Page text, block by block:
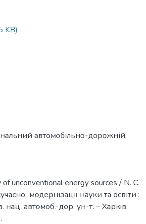
KB)
автомобільно-дорожній
of unconventional energy sources / N. C.
модернізації науки та освіти :
нац. автомоб.-дор. ун-т. – Харкiв,